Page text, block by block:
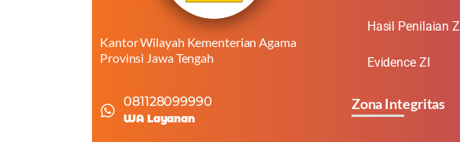
Kantor Wilayah Kementerian Agama
Provinsi Jawa Tengah
081128099990
WA Layanan
Hasil Penilaian ZI
Evidence ZI
Zona Integritas